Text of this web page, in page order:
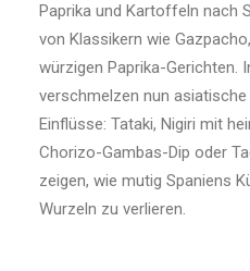
Paprika und Kartoffeln nach
von Klassikern wie
würzigen Paprika-Gerichten.
verschmelzen nun
Einflüsse: Tataki, Nigiri mit
Chorizo-Gambas-Dip oder
zeigen, wie mutig Spaniens
Wurzeln zu verlieren.